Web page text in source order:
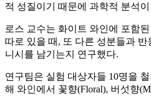
적 성질이기 때문에 과학적 분석
로스 교수는 화이트 와인에 포함
따로 있을 때, 또 다른 성분들과 반
니시를 남기는지 연구했다.
연구팀은 실험 대상자들 10명을
해 와인에서 꽃향(Floral), 버섯향